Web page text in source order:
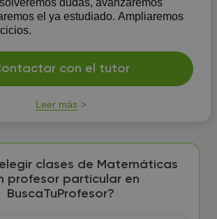
dudas, avanzaremos
el ya estudiado. Ampliaremos
con el tutor
Leer más
clases de Matemáticas
profesor particular en
BuscaTuProfesor?